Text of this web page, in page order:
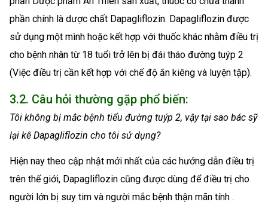
phần chính là dược chất Dapagliflozin. Dapagliflozin được
sử dụng một mình hoặc kết hợp với thuốc khác nhằm điều trị
cho bệnh nhân từ 18 tuổi trở lên bị đái tháo đường tuýp 2
(Việc điều trị cần kết hợp với chế độ ăn kiêng và luyện tập).
3.2. Câu hỏi thường gặp phổ biến:
Tôi không bị mắc bệnh tiểu đường tuýp 2, vậy tại sao bác sỹ
lại kê Dapagliflozin cho tôi sử dụng?
Hiện nay theo cập nhật mới nhất của các hướng dẫn điều trị
trên thế giới, Dapagliflozin cũng được dùng để điều trị cho
người lớn bị suy tim và người mắc bệnh thận mãn tính .